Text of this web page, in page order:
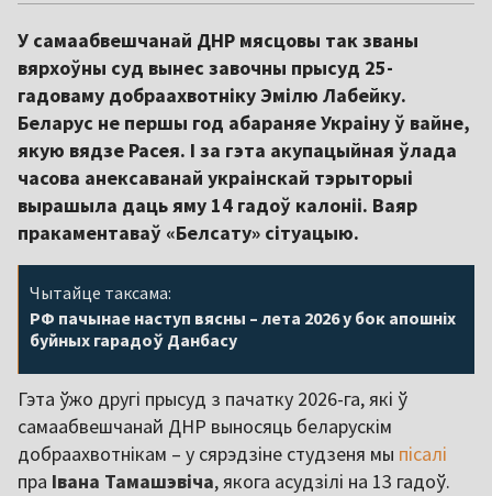
У самаабвешчанай ДНР мясцовы так званы
вярхоўны суд вынес завочны прысуд 25-
гадоваму добраахвотніку Эмілю Лабейку.
Беларус не першы год абараняе Украіну ў вайне,
якую вядзе Расея. І за гэта акупацыйная ўлада
часова анексаванай украінскай тэрыторыі
вырашыла даць яму 14 гадоў калоніі. Ваяр
пракаментаваў «Белсату» сітуацыю.
Чытайце таксама:
РФ пачынае наступ вясны – лета 2026 у бок апошніх
буйных гарадоў Данбасу
Гэта ўжо другі прысуд з пачатку 2026-га, які ў
самаабвешчанай ДНР выносяць беларускім
добраахвотнікам – у сярэдзіне студзеня мы пісалі
пра Івана Тамашэвіча, якога асудзілі на 13 гадоў.